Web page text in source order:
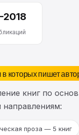
которых пишет
книг по
проза — 5 книг